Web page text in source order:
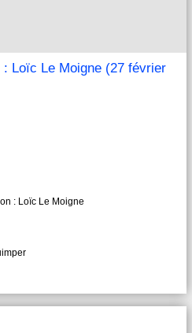
Loïc Le Moigne (27 février
: Loïc Le Moigne